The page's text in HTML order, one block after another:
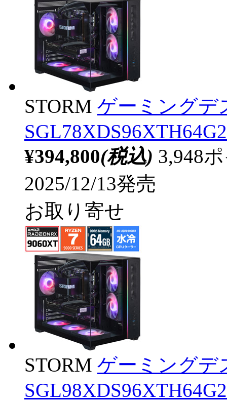
STORM ゲーミングデ
¥394,800(税込) 3,948
2025/12/13発売
お取り寄せ
STORM ゲーミングデ